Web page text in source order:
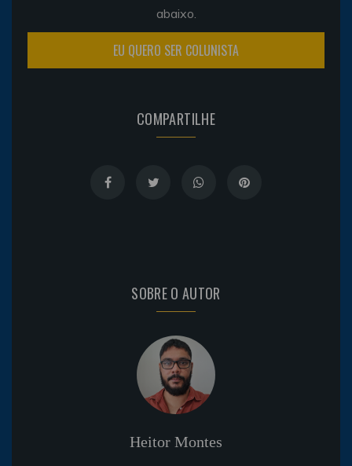
abaixo.
EU QUERO SER COLUNISTA
COMPARTILHE
SOBRE O AUTOR
Heitor Montes